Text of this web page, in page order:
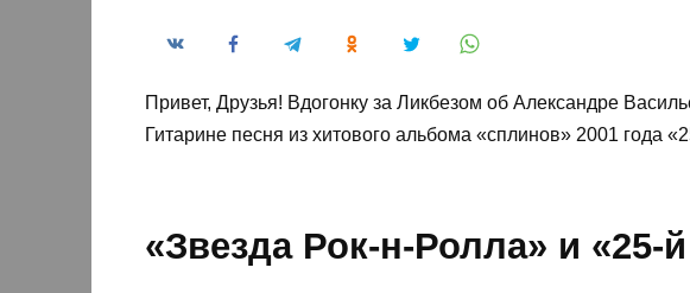
Привет, Друзья! Вдогонку за Ликбезом об Александре
Гитарине песня из хитового альбома «сплинов» 2001 года
«Звезда Рок-н-Ролла» и «25-